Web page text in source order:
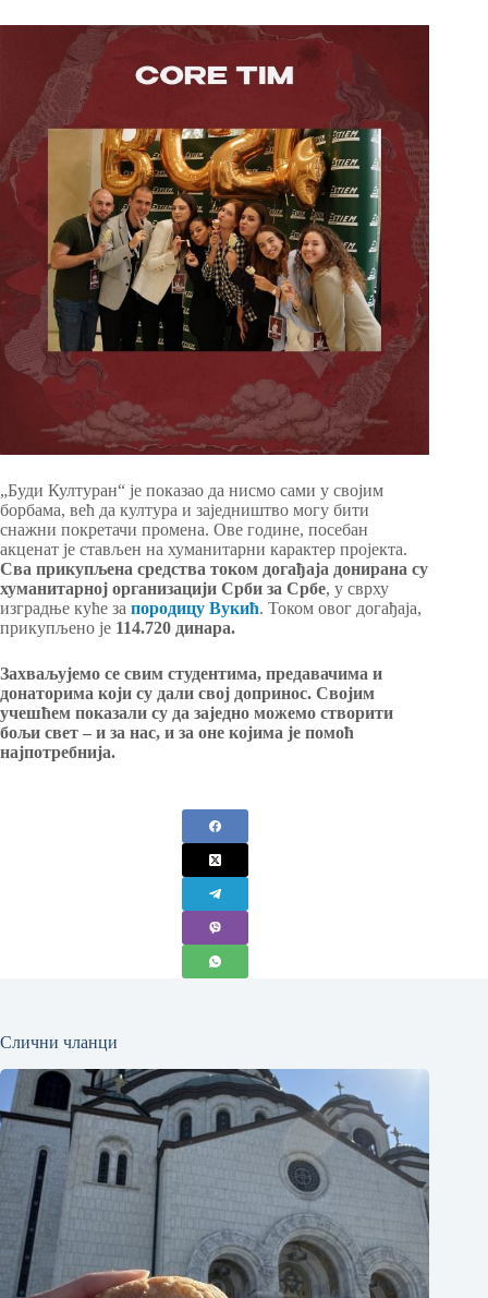
„Буди Културан“ је показао да нисмо сами у својим
борбама, већ да култура и заједништво могу бити
снажни покретачи промена. Ове године, посебан
акценат је стављен на хуманитарни карактер пројекта.
Сва прикупљена средства током догађаја донирана су
хуманитарној организацији Срби за Србе, у сврху
изградње куће за породицу Вукић. Током овог догађаја,
прикупљено је 114.720 динара.
Захваљујемо се свим студентима, предавачима и
донаторима који су дали свој допринос. Својим
учешћем показали су да заједно можемо створити
бољи свет – и за нас, и за оне којима је помоћ
најпотребнија.
Слични чланци